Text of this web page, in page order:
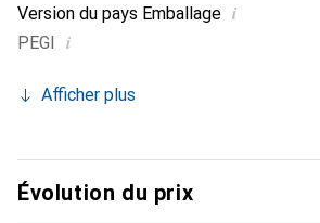
Version du pays Emballage i
PEGI i
Afficher plus
Évolution du prix